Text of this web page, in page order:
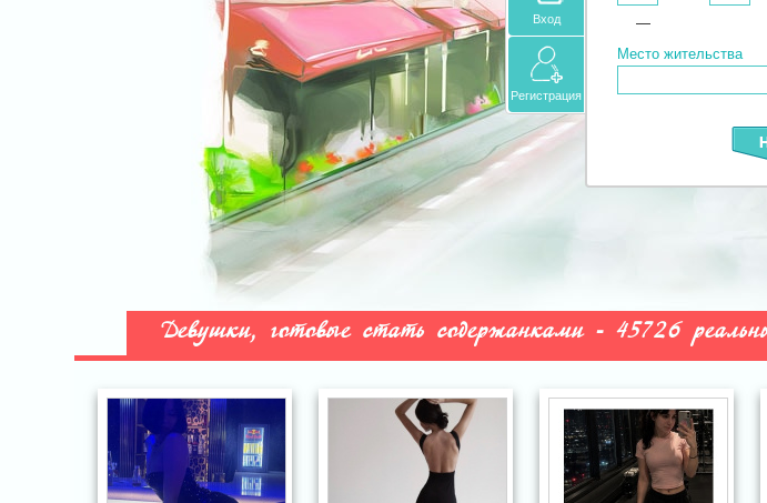
Вход
Регистрация
—
Место жительства
Девушки, готовые стать содержанками - 45726